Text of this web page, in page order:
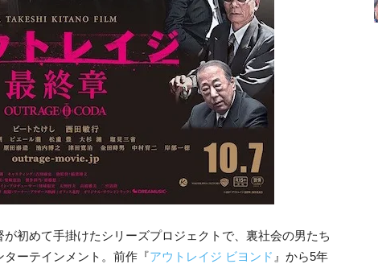
が初めて手掛けたシリーズプロジェクトで、裏社会の男たち
ーテインメント。前作『アウトレイジ ビヨンド 』から5年